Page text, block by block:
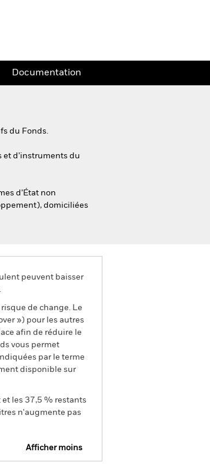
Documentation
du Fonds.
et d’instruments du
d’État non
domiciliées
peuvent baisser
de change. Le
») pour les autres
afin de réduire le
vous permet
par le terme
disponible sur
et les 37,5 % restants
n'augmente pas
Afficher moins